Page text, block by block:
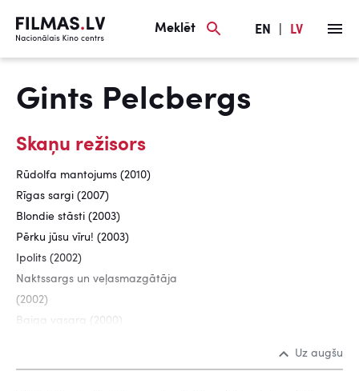
Meklēt EN LV
Gints Pelcbergs
Skaņu režisors
Rūdolfa mantojums (2010)
Rīgas sargi (2007)
Blondie stāsti (2003)
Pērku jūsu vīru! (2003)
Ipolits (2002)
Naktssargs un veļasmazgātāja
(2002)
Baiga vasara (2000)
Uz augšu